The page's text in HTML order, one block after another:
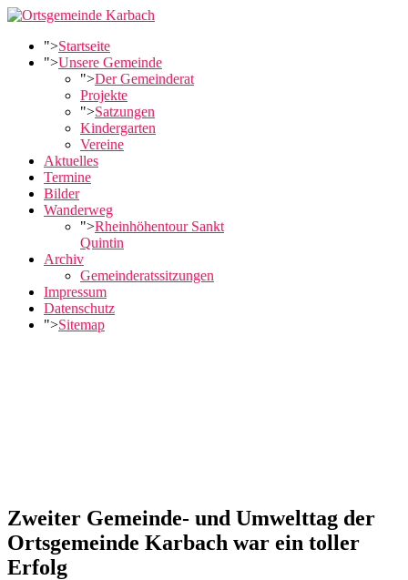
">Startseite
">Unsere Gemeinde
">Der Gemeinderat
Projekte
">Satzungen
Kindergarten
Vereine
Aktuelles
Termine
Bilder
Wanderweg
">Rheinhöhentour Sankt
Quintin
Archiv
Gemeinderatssitzungen
Impressum
Datenschutz
">Sitemap
Zweiter Gemeinde- und Umwelttag der
Ortsgemeinde Karbach war ein toller
Erfolg